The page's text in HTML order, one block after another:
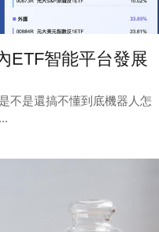
ETF智能平台發展
不是還搞不懂到底機器人怎